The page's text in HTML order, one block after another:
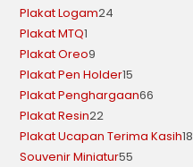
Plakat Logam24
Plakat MTQ1
Plakat Oreo9
Plakat Pen Holder15
Plakat Penghargaan66
Plakat Resin22
Plakat Ucapan Terima Kasih18
Souvenir Miniatur55